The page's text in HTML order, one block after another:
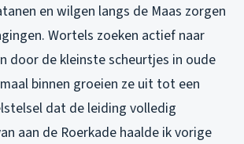
en wilgen langs de Maas zorgen
Wortels zoeken actief naar
door de kleinste scheurtjes in oude
binnen groeien ze uit tot een
dat de leiding volledig
aan de Roerkade haalde ik vorige